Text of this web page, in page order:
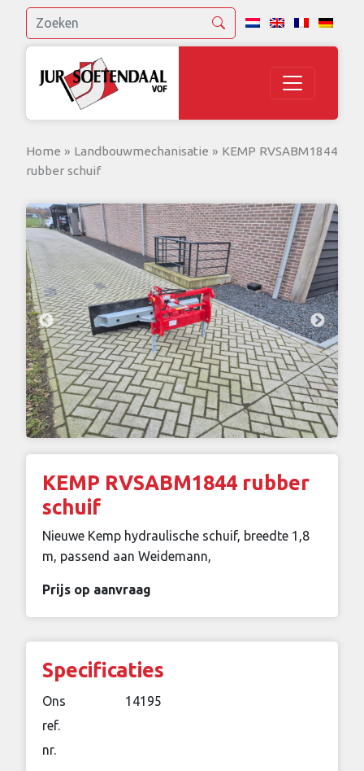
Home » Landbouwmechanisatie » KEMP RVSABM1844
rubber schuif
KEMP RVSABM1844 rubber
schuif
Nieuwe Kemp hydraulische schuif, breedte 1,8
m, passend aan Weidemann,
Prijs op aanvraag
Specificaties
Ons
ref.
nr.
14195